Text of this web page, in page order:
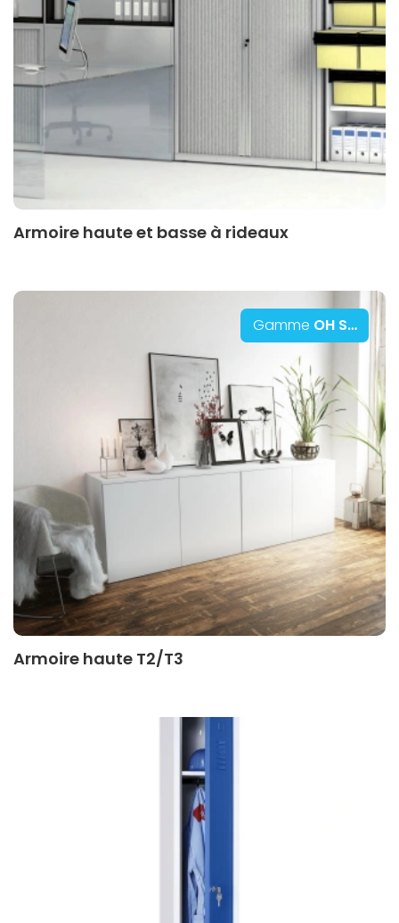
Armoire haute et basse à rideaux
Gamme OH Systems
Armoire haute T2/T3